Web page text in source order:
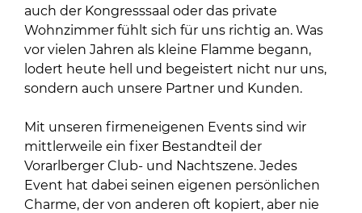
auch der Kongresssaal oder das private
Wohnzimmer fühlt sich für uns richtig an. Was
vor vielen Jahren als kleine Flamme begann,
lodert heute hell und begeistert nicht nur uns,
sondern auch unsere Partner und Kunden.
Mit unseren firmeneigenen Events sind wir
mittlerweile ein fixer Bestandteil der
Vorarlberger Club- und Nachtszene. Jedes
Event hat dabei seinen eigenen persönlichen
Charme, der von anderen oft kopiert, aber nie